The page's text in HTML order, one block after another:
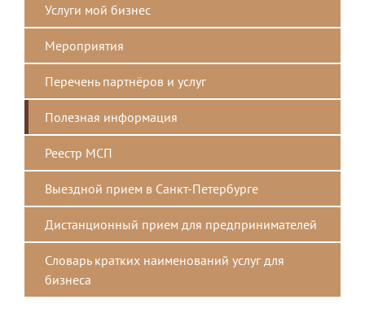
Услуги мой бизнес
Мероприятия
Перечень партнёров и услуг
Полезная информация
Реестр МСП
Выездной прием в Санкт-Петербурге
Дистанционный прием для предпринимателей
Словарь кратких наименований услуг для
бизнеса